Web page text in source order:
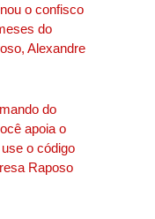
o confisco
do
Alexandre
do
apoia o
o código
Raposo